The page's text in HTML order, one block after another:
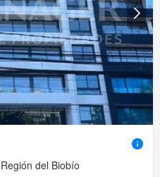
del Biobío